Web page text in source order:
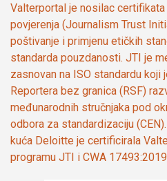
Valterportal je nosilac
povjerenja (Journalism Trust
poštivanje i primjenu etičkih
standarda pouzdanosti. JTI je
zasnovan na ISO standardu koji
Reportera bez granica (RSF)
međunarodnih stručnjaka pod
odbora za standardizaciju
kuća Deloitte je certificirala
programu JTI i CWA